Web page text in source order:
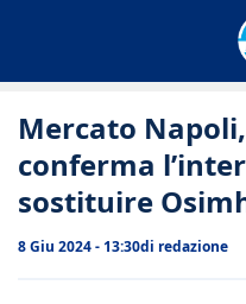
Mercato
conferma
sostituire
8 Giu 2024 - 13:30di redazione